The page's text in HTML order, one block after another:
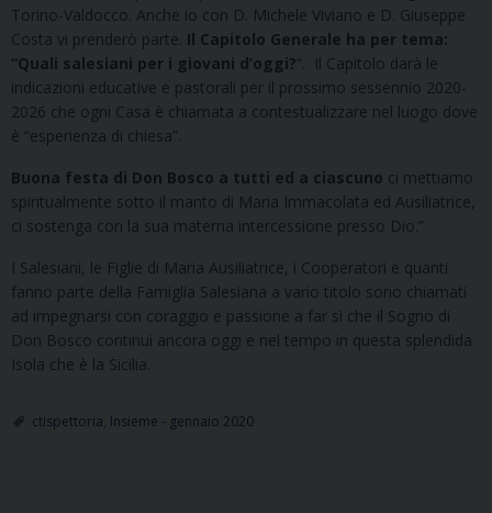
Torino-Valdocco. Anche io con D. Michele Viviano e D. Giuseppe
Costa vi prenderò parte. Il Capitolo Generale ha per tema:
“Quali salesiani per i giovani d’oggi?“. Il Capitolo darà le
indicazioni educative e pastorali per il prossimo sessennio 2020-
2026 che ogni Casa è chiamata a contestualizzare nel luogo dove
è “esperienza di chiesa”.
Buona festa di Don Bosco a tutti ed a ciascuno ci mettiamo
spiritualmente sotto il manto di Maria Immacolata ed Ausiliatrice,
ci sostenga con la sua materna intercessione presso Dio.”
I Salesiani, le Figlie di Maria Ausiliatrice, i Cooperatori e quanti
fanno parte della Famiglia Salesiana a vario titolo sono chiamati
ad impegnarsi con coraggio e passione a far sì che il Sogno di
Don Bosco continui ancora oggi e nel tempo in questa splendida
Isola che è la Sicilia.
ctispettoria Insieme - gennaio 2020